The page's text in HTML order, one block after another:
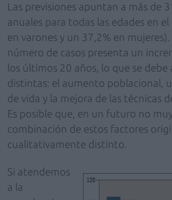
Las previsiones apuntan a más de
anuales para todas las edades en
en varones y un 37,2% en
número de casos presenta un
los últimos 20 años, lo que se debe
distintas: el aumento poblacional,
de vida y la mejora de las técnicas
Es posible que, en un futuro no
combinación de estos factores
cualitativamente distinto.
Si atendemos
a la